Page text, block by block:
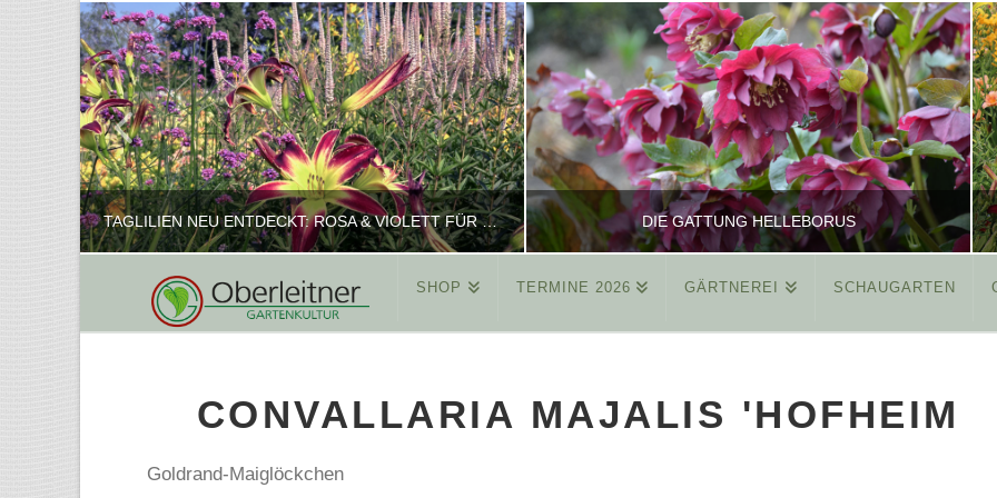
TAGLILIEN NEU ENTDECKT: ROSA & VIOLETT FÜR ROMANTISCHE PFLANZKOMBINATIONEN
REINHARD
FEBRUAR 16, 2025
DIE GATTUNG HELLEBORUS
REINHARD
MÄRZ 26, 2015
SHOP TERMINE 2026 GÄRTNEREI SCHAUGARTEN
CONVALLARIA MAJALIS 'HOFHEIM
Goldrand-Maiglöckchen